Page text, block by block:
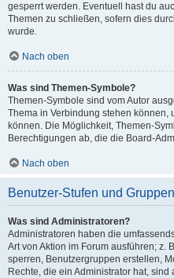
gesperrt werden. Eventuell hast du
Themen zu schließen, sofern dies
wurde.
Nach oben
Was sind Themen-Symbole?
Themen-Symbole sind vom Autor
Thema in Verbindung stehen können,
können. Die Möglichkeit, Themen-
Berechtigungen ab, die die Board-
Nach oben
Benutzer-Stufen und Gruppen
Was sind Administratoren?
Administratoren haben die
Art von Aktion im Forum ausführen; z.
sperren, Benutzergruppen erstellen,
Rechte, die ein Administrator hat,